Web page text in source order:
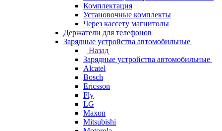
Комплектация
Установочные комплекты
Через кассету магнитолы
Держатели для телефонов
Зарядные устройства автомобильные
Назад
Зарядные устройства автомобильные
Alcatel
Bosch
Ericsson
Fly
LG
Maxon
Mitsubishi